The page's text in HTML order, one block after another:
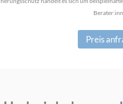
Preis